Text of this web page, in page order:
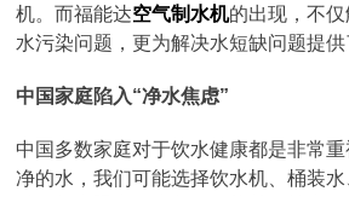
机。而福能达空气制水机的出现，不
水污染问题，更为解决水短缺问题提供
中国家庭陷入“净水焦虑”
中国多数家庭对于饮水健康都是非常
净的水，我们可能选择饮水机、桶装